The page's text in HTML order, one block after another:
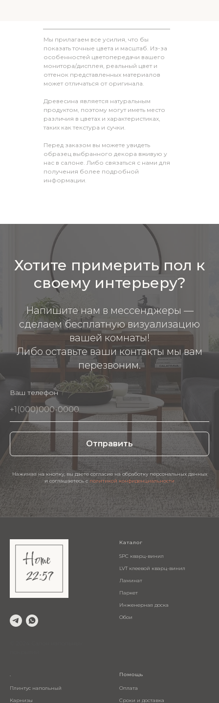
Мы прилагаем все усилия, что бы
показать точные цвета и масштаб. Из-за
особенностей цветопередачи вашего
монитора/дисплея, реальный цвет и
оттенок представленных материалов
может отличаться от оригинала.
Древесина является натуральным
продуктом, поэтому могут иметь место
различия в цветах и характеристиках,
таких как текстура и сучки.
Перед заказом вы можете увидеть
образец выбранного декора вживую у
нас в салоне. Либо связаться с нами для
получения более подробной
информации.
Хотите примерить пол к
своему интерьеру?
Напишите нам в мессенджеры —
сделаем бесплатную визуализацию
вашей комнаты!
Либо оставьте ваши контакты мы вам
перезвоним.
Ваш телефон
Отправить
Нажимая на кнопку, вы даете согласие на обработку персональных данных
и соглашаетесь c политикой конфиденциальности
Каталог
SPC кварц-винил
LVT клеевой кварц-винил
Ламинат
Паркет
Инженерная доска
Обои
.
Плинтус напольный
Карнизы
Помощь
Оплата
Сроки и доставка